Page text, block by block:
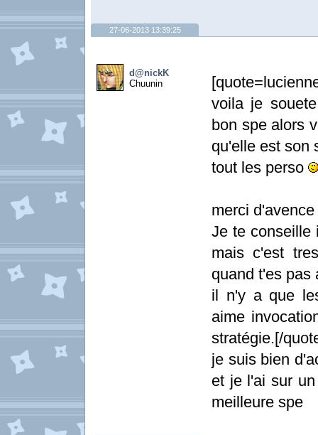
27-06-2013 13:39:25
d@nickK
Chuunin
voila je
bon spe alors
qu'elle est son
tout les perso
merci d'avence
Je te conseille
mais c'est
quand t'es pas
il n'y a que
aime
stratégie.[/
je suis bien
et je l'ai sur
meilleure spe